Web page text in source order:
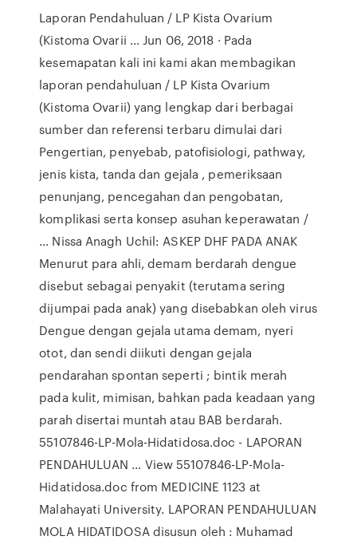
Laporan Pendahuluan / LP Kista Ovarium
(Kistoma Ovarii ... Jun 06, 2018 · Pada
kesemapatan kali ini kami akan membagikan
laporan pendahuluan / LP Kista Ovarium
(Kistoma Ovarii) yang lengkap dari berbagai
sumber dan referensi terbaru dimulai dari
Pengertian, penyebab, patofisiologi, pathway,
jenis kista, tanda dan gejala , pemeriksaan
penunjang, pencegahan dan pengobatan,
komplikasi serta konsep asuhan keperawatan /
… Nissa Anagh Uchil: ASKEP DHF PADA ANAK
Menurut para ahli, demam berdarah dengue
disebut sebagai penyakit (terutama sering
dijumpai pada anak) yang disebabkan oleh virus
Dengue dengan gejala utama demam, nyeri
otot, dan sendi diikuti dengan gejala
pendarahan spontan seperti ; bintik merah
pada kulit, mimisan, bahkan pada keadaan yang
parah disertai muntah atau BAB berdarah.
55107846-LP-Mola-Hidatidosa.doc - LAPORAN
PENDAHULUAN … View 55107846-LP-Mola-
Hidatidosa.doc from MEDICINE 1123 at
Malahayati University. LAPORAN PENDAHULUAN
MOLA HIDATIDOSA disusun oleh : Muhamad